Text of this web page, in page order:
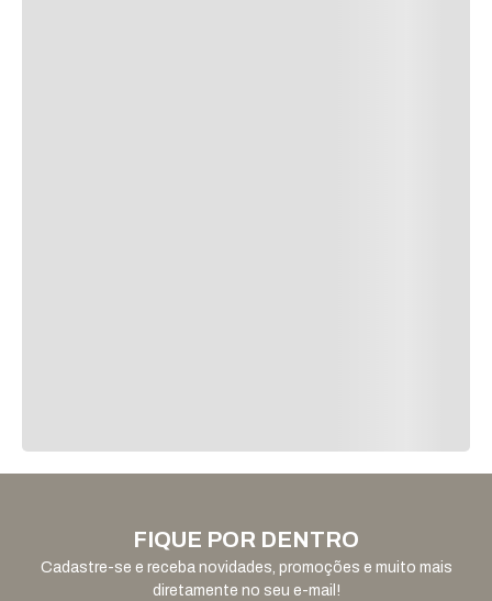
FIQUE POR DENTRO
Cadastre-se e receba novidades, promoções e muito mais
diretamente no seu e-mail!